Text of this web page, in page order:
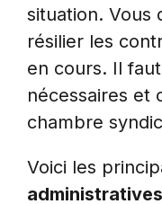
situation. Vous
résilier les
en cours. Il
nécessaires et
chambre
Voici les
administratives